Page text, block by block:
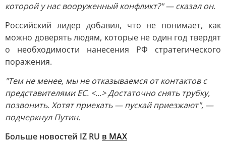
которой у нас вооруженный конфликт?" — сказал он.
Российский лидер добавил, что не понимает, как
можно доверять людям, которые не один год твердят
о необходимости нанесения РФ стратегического
поражения.
"Тем не менее, мы не отказываемся от контактов с
представителями ЕС. <...> Достаточно снять трубку,
позвонить. Хотят приехать — пускай приезжают", —
подчеркнул Путин.
Больше новостей IZ RU в MAX